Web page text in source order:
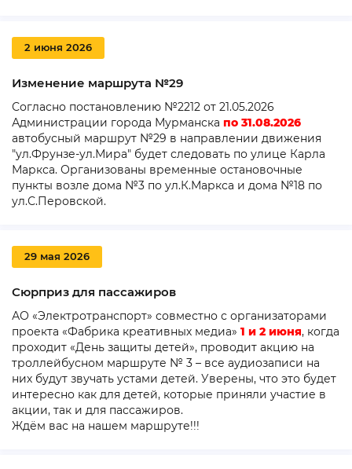
2 июня 2026
Изменение маршрута №29
Согласно постановлению №2212 от 21.05.2026
Администрации города Мурманска по 31.08.2026
автобусный маршрут №29 в направлении движения
"ул.Фрунзе-ул.Мира" будет следовать по улице Карла
Маркса. Организованы временные остановочные
пункты возле дома №3 по ул.К.Маркса и дома №18 по
ул.С.Перовской.
29 мая 2026
Сюрприз для пассажиров
АО «Электротранспорт» совместно с организаторами
проекта «Фабрика креативных медиа» 1 и 2 июня, когда
проходит «День защиты детей», проводит акцию на
троллейбусном маршруте № 3 – все аудиозаписи на
них будут звучать устами детей. Уверены, что это будет
интересно как для детей, которые приняли участие в
акции, так и для пассажиров.
Ждём вас на нашем маршруте!!!